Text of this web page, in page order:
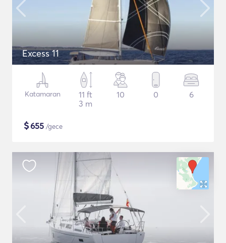
Excess 11
Katamaran
11 ft
3 m
10 0 6
$655 /gece